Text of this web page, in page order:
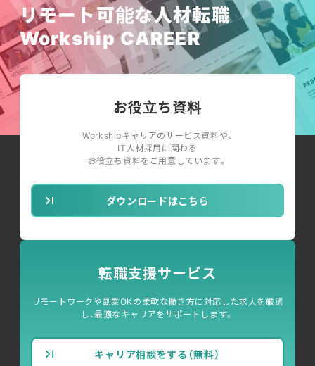
リモート可能な人材転職
Workship CAREER
お役立ち資料
Workshipキャリアのサービス資料や、
IT人材採用に関わる
お役立ち資料をご用意しています。
ダウンロードはこちら
転職支援サービス
リモートワークや副業OKの柔軟な働き方に対応した求人を厳選
し、最適なキャリアをサポートします。
キャリア相談をする（無料）